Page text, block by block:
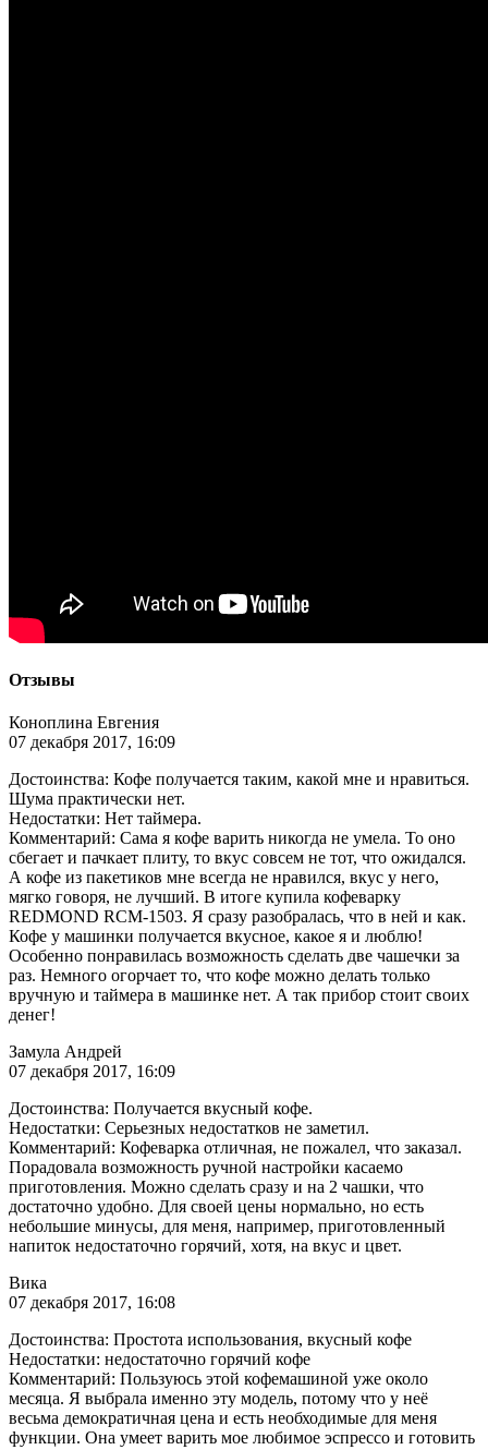
Отзывы
Коноплина Евгения
07 декабря 2017, 16:09
Достоинства: Кофе получается таким, какой мне и нравиться.
Шума практически нет.
Недостатки: Нет таймера.
Комментарий: Сама я кофе варить никогда не умела. То оно
сбегает и пачкает плиту, то вкус совсем не тот, что ожидался.
А кофе из пакетиков мне всегда не нравился, вкус у него,
мягко говоря, не лучший. В итоге купила кофеварку
REDMOND RCM-1503. Я сразу разобралась, что в ней и как.
Кофе у машинки получается вкусное, какое я и люблю!
Особенно понравилась возможность сделать две чашечки за
раз. Немного огорчает то, что кофе можно делать только
вручную и таймера в машинке нет. А так прибор стоит своих
денег!
Замула Андрей
07 декабря 2017, 16:09
Достоинства: Получается вкусный кофе.
Недостатки: Серьезных недостатков не заметил.
Комментарий: Кофеварка отличная, не пожалел, что заказал.
Порадовала возможность ручной настройки касаемо
приготовления. Можно сделать сразу и на 2 чашки, что
достаточно удобно. Для своей цены нормально, но есть
небольшие минусы, для меня, например, приготовленный
напиток недостаточно горячий, хотя, на вкус и цвет.
Вика
07 декабря 2017, 16:08
Достоинства: Простота использования, вкусный кофе
Недостатки: недостаточно горячий кофе
Комментарий: Пользуюсь этой кофемашиной уже около
месяца. Я выбрала именно эту модель, потому что у неё
весьма демократичная цена и есть необходимые для меня
функции. Она умеет варить мое любимое эспрессо и готовить